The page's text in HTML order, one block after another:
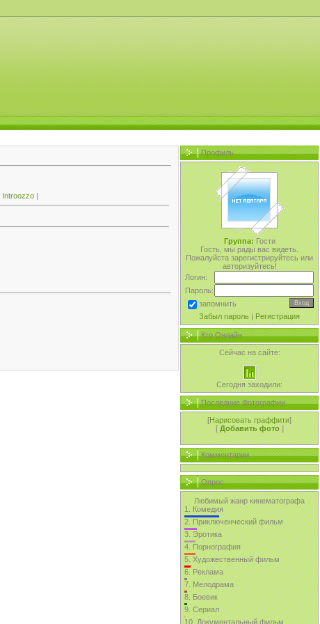
Introozzo|
Профиль
Группа:Гости
Гость, мы рады вас видеть.
Пожалуйста зарегистрируйтесь или
авторизуйтесь!
Логин:
Пароль:
запомнить
Забыл пароль|Регистрация
Кто Онлайн
Сейчас на сайте:
Сегодня заходили:
Последние Фотографии
[Нарисовать граффити]
[Добавить фото ]
Комментарии
Опрос
Любимый жанр кинематографа
1.Комедия
2.Приключенческий фильм
3.Эротика
4.Порнография
5.Художественный фильм
6.Реклама
7.Мелодрама
8.Боевик
9.Сериал
10.Документальный фильм